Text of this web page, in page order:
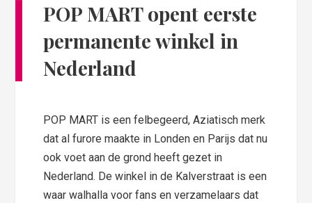
POP MART opent eerste
permanente winkel in
Nederland
POP MART is een felbegeerd, Aziatisch merk
dat al furore maakte in Londen en Parijs dat nu
ook voet aan de grond heeft gezet in
Nederland. De winkel in de Kalverstraat is een
waar walhalla voor fans en verzamelaars dat